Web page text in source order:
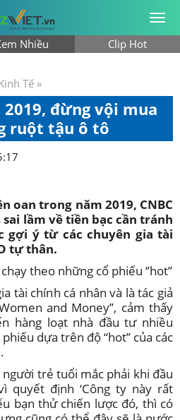
Nhiều Clip Hot
Tế »
đừng vội mua
ruột tậu ô tô
oan trong năm 2019, CNBC
lầm về tiền bạc cần tránh
gợi ý từ các chuyên gia tài
tự thân.
theo những cổ phiếu ‘’hot’’
tài chính cá nhân và là tác giả
and Money’’, cảm thấy
hàng loạt nhà đầu tư nhiều
dựa trên độ “hot’’ của các
người trẻ tuổi mắc phải khi đầu
quyết định ‘Công ty này rất
bạn thử chiến lược đó, thì có